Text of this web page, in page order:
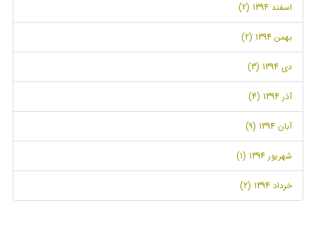
اسفند 1394 (2)
بهمن 1394 (2)
دی 1394 (3)
آذر 1394 (4)
آبان 1394 (9)
شهریور 1394 (1)
خرداد 1394 (2)